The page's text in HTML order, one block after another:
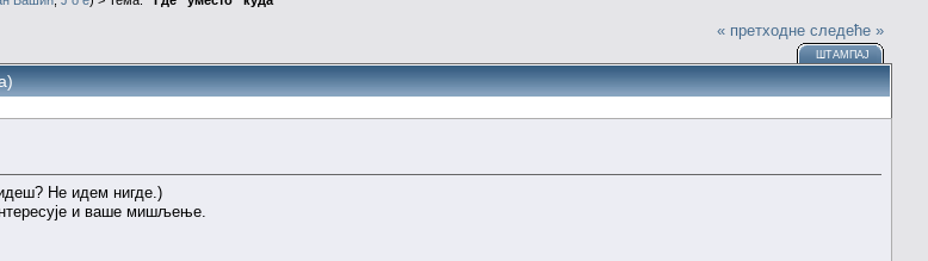
« претходне следеће »
ШТАМПАЈ
идеш? Не идем нигде.)
и ваше мишљење.